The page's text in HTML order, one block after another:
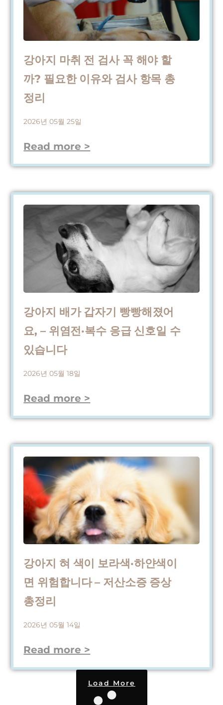
강아지 마취 전 검사 꼭 해야 할
까? 필요한 이유와 검사 항목 총
정리
2026년 05월 25일
Read more >
강아지 배가 갑자기 빵빵해졌어
요, – 위염전·복수 응급 신호일 수
있습니다
2026년 05월 18일
Read more >
강아지 혀 색이 보라색·하얀색이
면 위험합니다 – 저산소증 증상
총정리
2026년 05월 14일
Read more >
Load More